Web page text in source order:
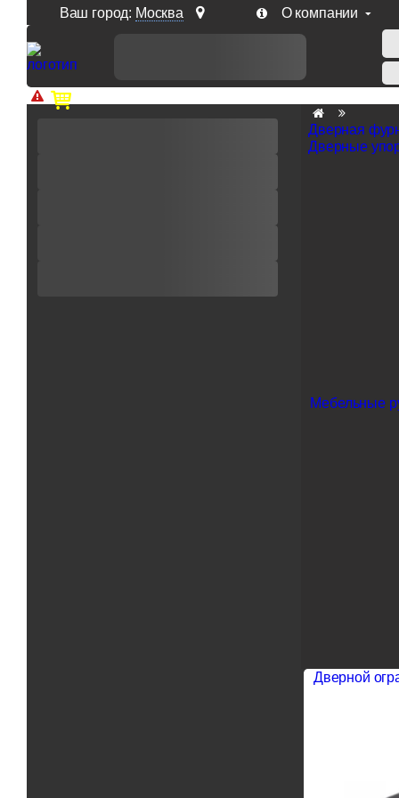
Ваш город: Москва О компании
Доп. скидка от цен на сайте 7% при заказе от 50
Дверная
Дверные
Мебельные
Дверной